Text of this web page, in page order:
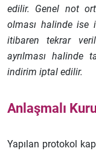
edilir. Genel not
olması halinde ise
itibaren tekrar
ayrılması halinde
indirim iptal edilir.
Anlaşmalı
Yapılan protokol